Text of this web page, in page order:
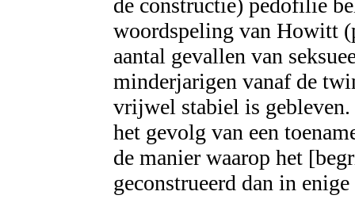
de constructie) pedofilie
woordspeling van Howitt
aantal gevallen van
minderjarigen vanaf de
vrijwel stabiel is
het gevolg van een
de manier waarop het
geconstrueerd dan in